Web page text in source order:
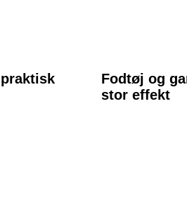
Fodtøj og
stor effekt